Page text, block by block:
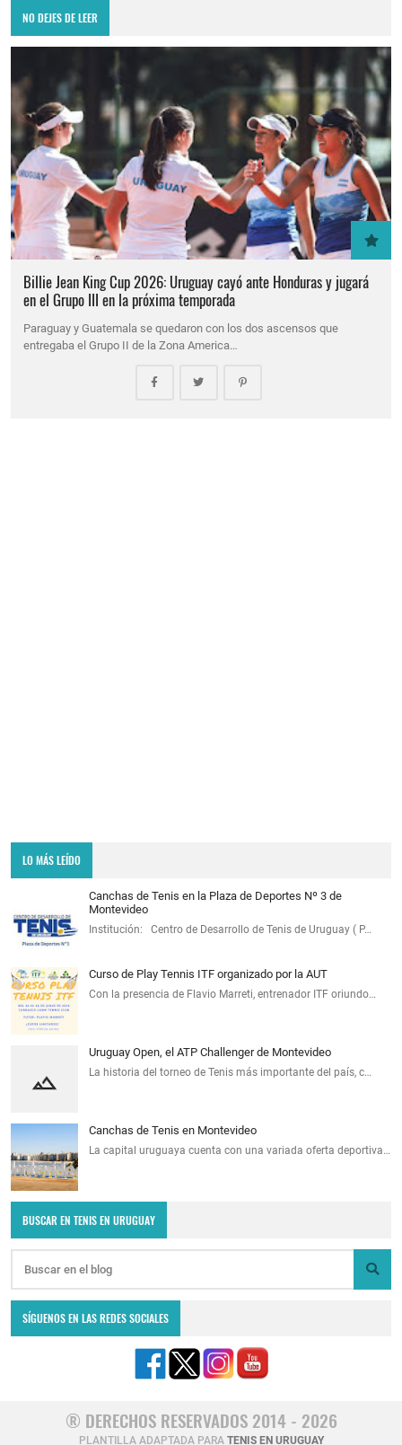
NO DEJES DE LEER
Billie Jean King Cup 2026: Uruguay cayó ante Honduras y jugará
en el Grupo III en la próxima temporada
Paraguay y Guatemala se quedaron con los dos ascensos que
entregaba el Grupo II de la Zona America…
LO MÁS LEÍDO
Canchas de Tenis en la Plaza de Deportes Nº 3 de
Montevideo
Institución: Centro de Desarrollo de Tenis de Uruguay ( P…
Curso de Play Tennis ITF organizado por la AUT
Con la presencia de Flavio Marreti, entrenador ITF oriundo…
Uruguay Open, el ATP Challenger de Montevideo
La historia del torneo de Tenis más importante del país, c…
Canchas de Tenis en Montevideo
La capital uruguaya cuenta con una variada oferta deportiva…
BUSCAR EN TENIS EN URUGUAY
SÍGUENOS EN LAS REDES SOCIALES
® DERECHOS RESERVADOS 2014 - 2026
PLANTILLA ADAPTADA PARA TENIS EN URUGUAY